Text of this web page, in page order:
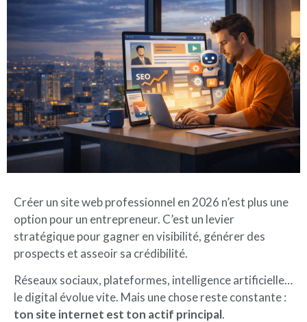
Créer un site web professionnel en 2026 n’est plus une
option pour un entrepreneur. C’est un levier
stratégique pour gagner en visibilité, générer des
prospects et asseoir sa crédibilité.
Réseaux sociaux, plateformes, intelligence artificielle…
le digital évolue vite. Mais une chose reste constante :
ton site internet est ton actif principal.